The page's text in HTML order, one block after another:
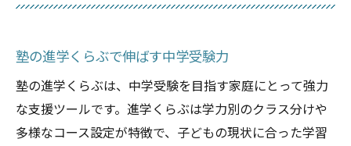
塾の進学くらぶで伸ばす中学受験力
塾の進学くらぶは、中学受験を目指す家庭にとって強力
な支援ツールです。進学くらぶは学力別のクラス分けや
多様なコース設定が特徴で、子どもの現状に合った学習